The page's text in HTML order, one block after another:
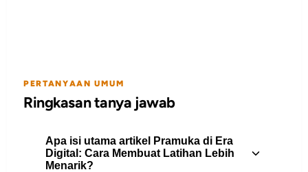
PERTANYAAN UMUM
Ringkasan tanya jawab
Apa isi utama artikel Pramuka di Era
Digital: Cara Membuat Latihan Lebih
Menarik?